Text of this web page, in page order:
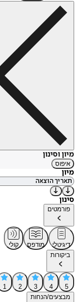
מיון וסינון
איפוס
מיון
סינון
פורמטים
דיגיטלי מודפס
קולי
ביקורות
5
4
3
2
1
מבצעים/הנחות